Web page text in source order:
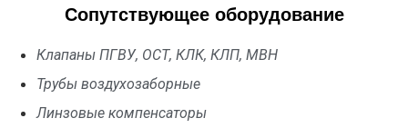
Сопутствующее оборудование
Клапаны ПГВУ, ОСТ, КЛК, КЛП, МВН
Трубы воздухозаборные
Линзовые компенсаторы